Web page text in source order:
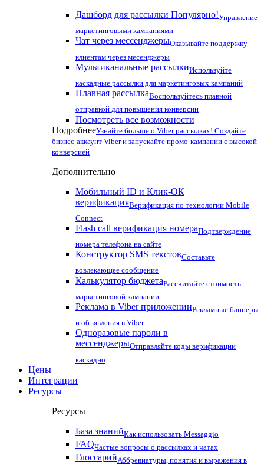
Дашборд для рассылки Популярно!Управление
маркетинговыми кампаниями
Чат через мессенджерыОказывайте поддержку
клиентам через месенджеры
Мультиканальные рассылкиИспользуйте
каскадные рассылки для маркетинговых кампаний
Плавная рассылкаВоспользуйтесь плавной
отправкой для повышения конверсии
Посмотреть все возможности
ПодробнееУзнайте больше о Viber рассылках! Создайте
бизнес-аккаунт Viber и запускайте промо-кампании с высокой
конверсией
Дополнительно
Мобильный ID и Клик-ОК
верификацияВерификация по технологии Mobile
Connect
Flash call верификация номераПодтверждение
номера телефона на сайте
Конструктор SMS текстовСоставьте
вовлекающее сообщение
Калькулятор бюджетаРассчитайте стоимость
маркетинговой кампании
Реклама в Viber приложенииРекламные баннеры
и объявления в Viber
Одноразовые пароли в
мессенджерыОтправляйте коды верификации
каскадно
Цены
Интеграции
Ресурсы
Ресурсы
База знанийКак использовать Messaggio
FAQЧастые вопросы о рассылках и чатах
ГлоссарийАббревиатуры, понятия и выражения в